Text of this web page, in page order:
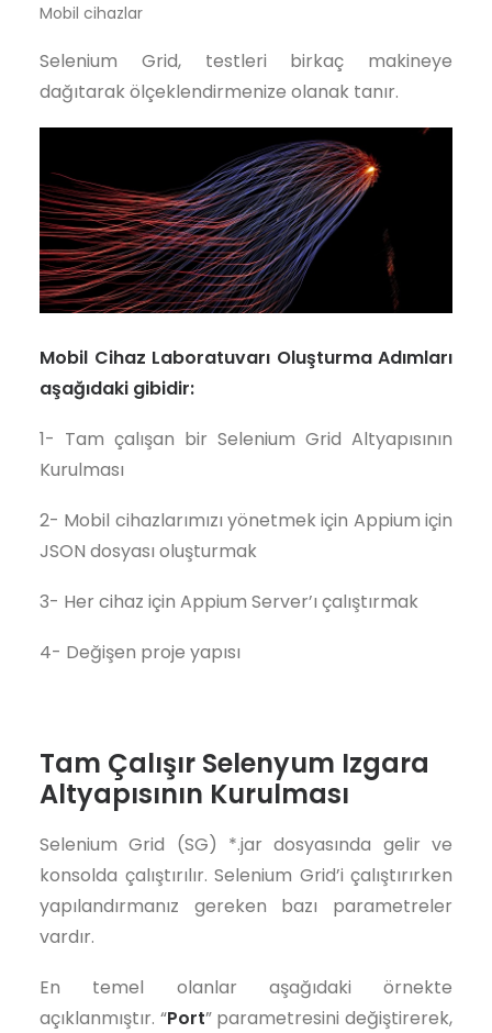
Mobil cihazlar
Selenium Grid, testleri birkaç makineye
dağıtarak ölçeklendirmenize olanak tanır.
Mobil Cihaz Laboratuvarı Oluşturma Adımları
aşağıdaki gibidir:
1- Tam çalışan bir Selenium Grid Altyapısının
Kurulması
2- Mobil cihazlarımızı yönetmek için Appium için
JSON dosyası oluşturmak
3- Her cihaz için Appium Server’ı çalıştırmak
4- Değişen proje yapısı
Tam Çalışır Selenyum Izgara
Altyapısının Kurulması
Selenium Grid (SG) *.jar dosyasında gelir ve
konsolda çalıştırılır. Selenium Grid’i çalıştırırken
yapılandırmanız gereken bazı parametreler
vardır.
En temel olanlar aşağıdaki örnekte
açıklanmıştır. “Port” parametresini değiştirerek,